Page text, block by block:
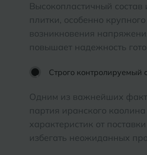
Высокопластичный
плитки, особенно
возникновения
повышает надежность
Строго контролируемый
Одним из важнейших
партия иранского
характеристик от
избегать неожиданных